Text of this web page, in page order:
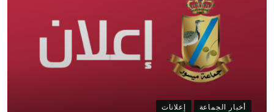
أخبار الجماعة إعلانات